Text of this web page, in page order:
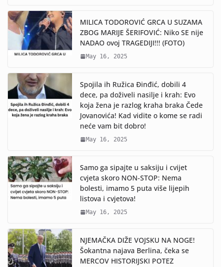
MILICA TODOROVIĆ GRCA U SUZAMA
ZBOG MARIJE ŠERIFOVIĆ: Niko SE nije
NADAO ovoj TRAGEDIJI!!! (FOTO)
May 16, 2025
Spojila ih Ružica Đinđić, dobili 4
dece, pa doživeli nasilje i krah: Evo
koja žena je razlog kraha braka Čede
Jovanovića! Kad vidite o kome se radi
neće vam bit dobro!
May 16, 2025
Samo ga sipajte u saksiju i cvijet
cvjeta skoro NON-STOP: Nema
bolesti, imamo 5 puta više lijepih
listova i cvjetova!
May 16, 2025
NJEMAČKA DIŽE VOJSKU NA NOGE!
Šokantna najava Berlina, čeka se
MERCOV HISTORIJSKI POTEZ